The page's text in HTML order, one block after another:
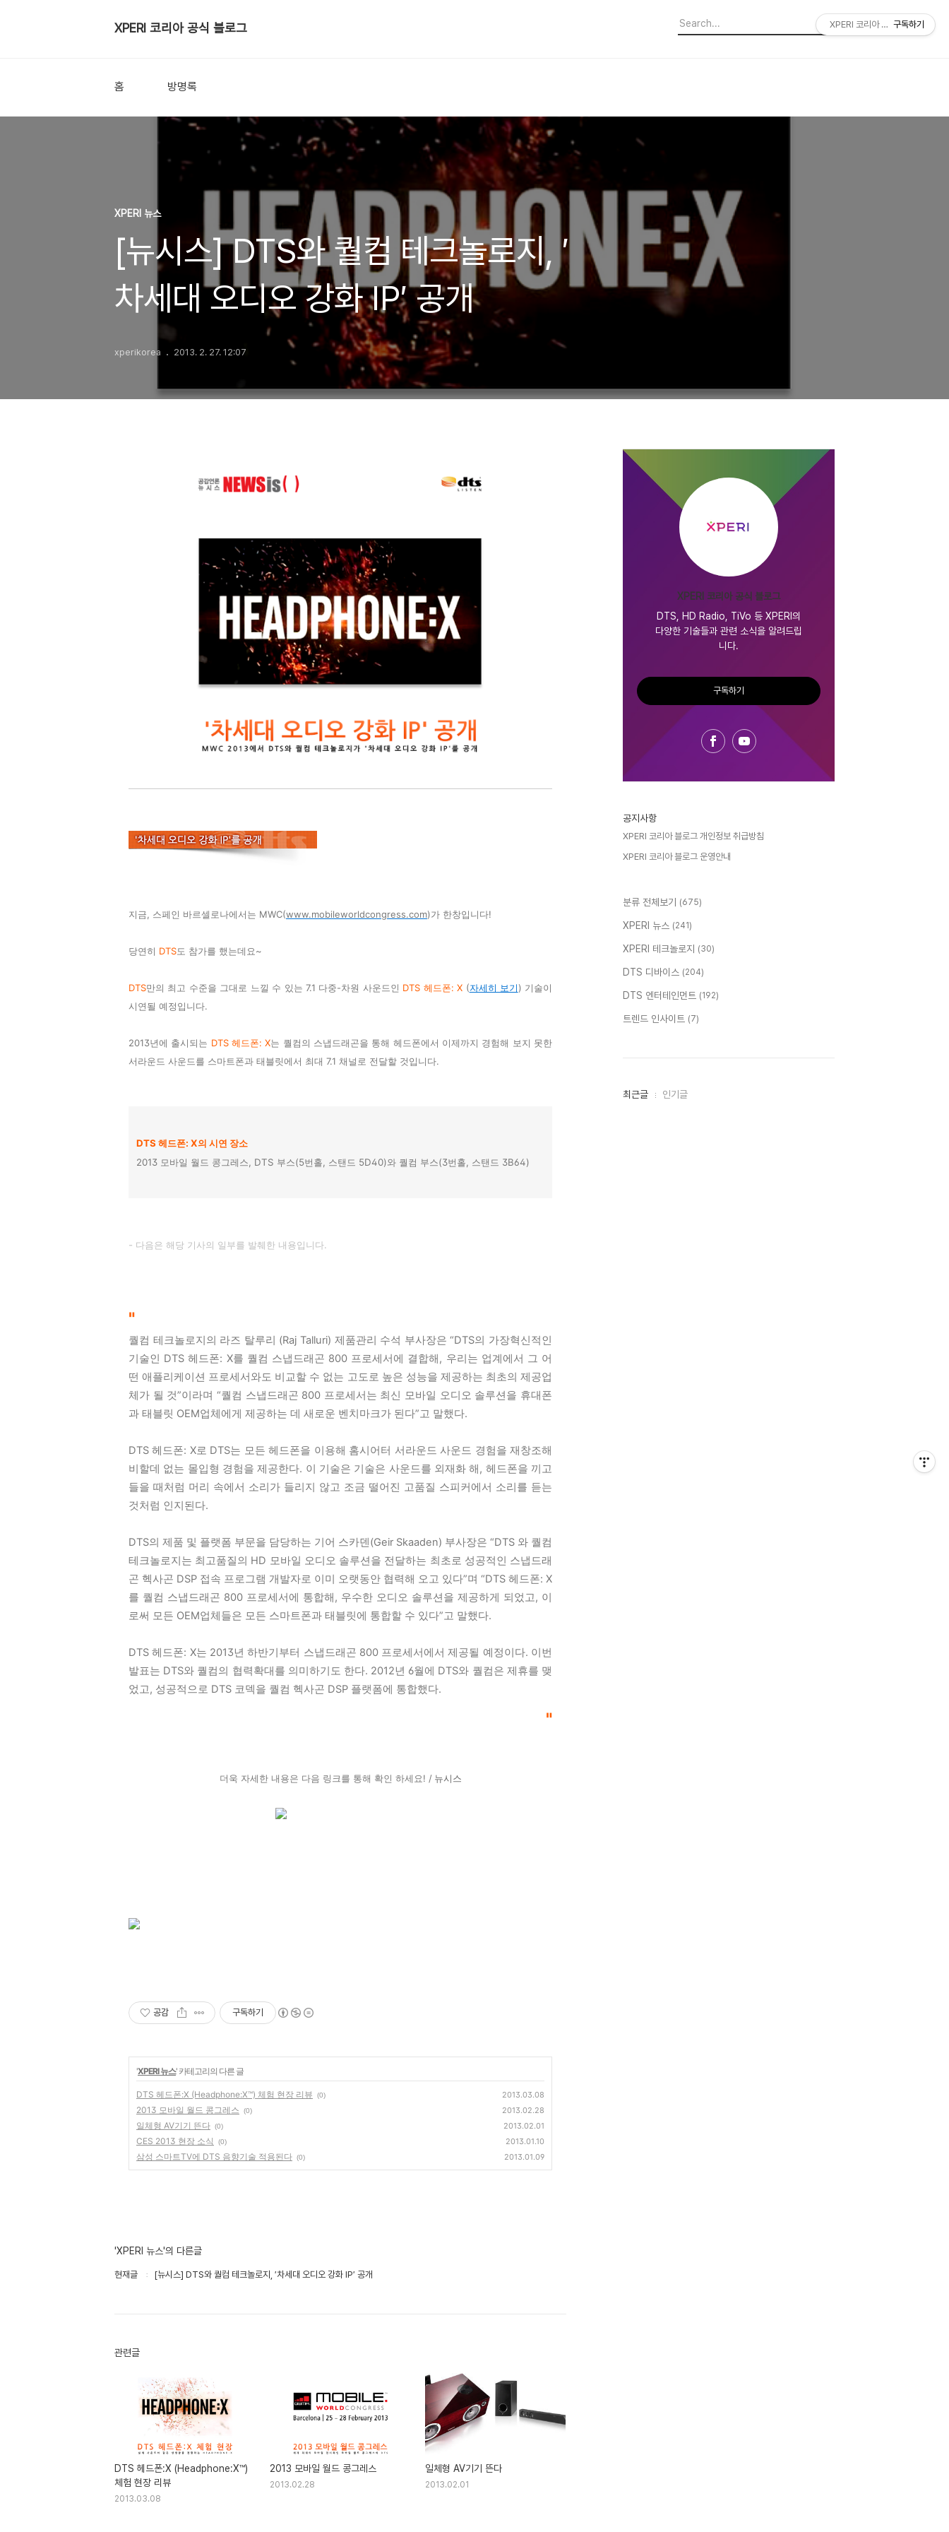
XPERI 코리아 공식 블로그
홈 방명록
XPERI 뉴스
[뉴시스] DTS와 퀄컴 테크놀로지, ′
차세대 오디오 강화 IP′ 공개
xperikorea 2013. 2. 27. 12:07
지금, 스페인 바르셀로나에서는 MWC(www.mobileworldcongress.com)가 한창입니다!
당연히 DTS도 참가를 했는데요~
DTS만의 최고 수준을 그대로 느낄 수 있는 7.1 다중-차원 사운드인 DTS 헤드폰: X (자세히 보기) 기술이
시연될 예정입니다.
2013년에 출시되는 DTS 헤드폰: X는 퀄컴의 스냅드래곤을 통해 헤드폰에서 이제까지 경험해 보지 못한
서라운드 사운드를 스마트폰과 태블릿에서 최대 7.1 채널로 전달할 것입니다.
DTS 헤드폰: X의 시연 장소
2013 모바일 월드 콩그레스, DTS 부스(5번홀, 스탠드 5D40)와 퀄컴 부스(3번홀, 스탠드 3B64)
- 다음은 해당 기사의 일부를 발췌한 내용입니다.
"
퀄컴 테크놀로지의 라즈 탈루리 (Raj Talluri) 제품관리 수석 부사장은 “DTS의 가장혁신적인
기술인 DTS 헤드폰: X를 퀄컴 스냅드래곤 800 프로세서에 결합해, 우리는 업계에서 그 어
떤 애플리케이션 프로세서와도 비교할 수 없는 고도로 높은 성능을 제공하는 최초의 제공업
체가 될 것”이라며 “퀄컴 스냅드래곤 800 프로세서는 최신 모바일 오디오 솔루션을 휴대폰
과 태블릿 OEM업체에게 제공하는 데 새로운 벤치마크가 된다”고 말했다.
DTS 헤드폰: X로 DTS는 모든 헤드폰을 이용해 홈시어터 서라운드 사운드 경험을 재창조해
비할데 없는 몰입형 경험을 제공한다. 이 기술은 기술은 사운드를 외재화 해, 헤드폰을 끼고
들을 때처럼 머리 속에서 소리가 들리지 않고 조금 떨어진 고품질 스피커에서 소리를 듣는
것처럼 인지된다.
DTS의 제품 및 플랫폼 부문을 담당하는 기어 스카덴(Geir Skaaden) 부사장은 “DTS 와 퀄컴
테크놀로지는 최고품질의 HD 모바일 오디오 솔루션을 전달하는 최초로 성공적인 스냅드래
곤 헥사곤 DSP 접속 프로그램 개발자로 이미 오랫동안 협력해 오고 있다”며 “DTS 헤드폰: X
를 퀄컴 스냅드래곤 800 프로세서에 통합해, 우수한 오디오 솔루션을 제공하게 되었고, 이
로써 모든 OEM업체들은 모든 스마트폰과 태블릿에 통합할 수 있다”고 말했다.
DTS 헤드폰: X는 2013년 하반기부터 스냅드래곤 800 프로세서에서 제공될 예정이다. 이번
발표는 DTS와 퀄컴의 협력확대를 의미하기도 한다. 2012년 6월에 DTS와 퀄컴은 제휴를 맺
었고, 성공적으로 DTS 코덱을 퀄컴 헥사곤 DSP 플랫폼에 통합했다.
"
더욱 자세한 내용은 다음 링크를 통해 확인 하세요! / 뉴시스
공감 구독하기
'XPERI 뉴스' 카테고리의 다른 글
DTS 헤드폰:X (Headphone:X™) 체험 현장 리뷰 (0) 2013.03.08
2013 모바일 월드 콩그레스 (0) 2013.02.28
일체형 AV기기 뜬다 (0) 2013.02.01
CES 2013 현장 소식 (0) 2013.01.10
삼성 스마트TV에 DTS 음향기술 적용된다 (0) 2013.01.09
'XPERI 뉴스'의 다른글
현재글 [뉴시스] DTS와 퀄컴 테크놀로지, ′차세대 오디오 강화 IP′ 공개
관련글
DTS 헤드폰:X (Headphone:X™)
체험 현장 리뷰
2013.03.08
2013 모바일 월드 콩그레스
2013.02.28
일체형 AV기기 뜬다
2013.02.01
XPERI 코리아 공식 블로그
DTS, HD Radio, TiVo 등 XPERI의
다양한 기술들과 관련 소식을 알려드립
니다.
구독하기
공지사항
XPERI 코리아 블로그 개인정보 취급방침
XPERI 코리아 블로그 운영안내
분류 전체보기 (675)
XPERI 뉴스 (241)
XPERI 테크놀로지 (30)
DTS 디바이스 (204)
DTS 엔터테인먼트 (192)
트렌드 인사이트 (7)
최
최근글 인기글
XPERI 코리아 공식 블로그
구독하기